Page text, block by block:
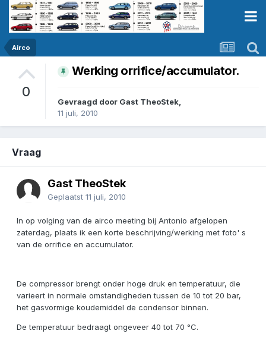
Airco
0
Werking orrifice/accumulator.
Gevraagd door Gast TheoStek,
11 juli, 2010
Vraag
Gast TheoStek
Geplaatst 11 juli, 2010
In op volging van de airco meeting bij Antonio afgelopen
zaterdag, plaats ik een korte beschrijving/werking met foto' s
van de orrifice en accumulator.
De compressor brengt onder hoge druk en temperatuur, die
varieert in normale omstandigheden tussen de 10 tot 20 bar,
het gasvormige koudemiddel de condensor binnen.
De temperatuur bedraagt ongeveer 40 tot 70 °C.